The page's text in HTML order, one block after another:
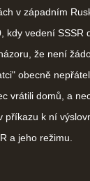
v západním
kdy vedení SSSR
že není
obecně
vrátili domů, a
příkazu k ní
a jeho režimu.